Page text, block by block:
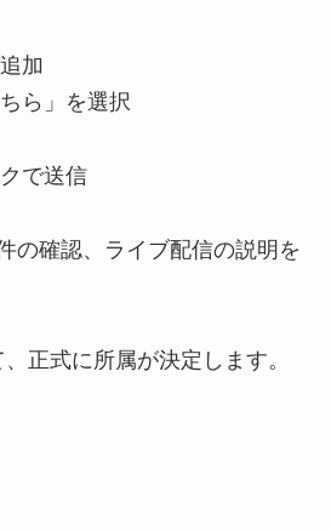
加
ら」を選択
で送信
の確認、ライブ配信の説明を
正式に所属が決定します。